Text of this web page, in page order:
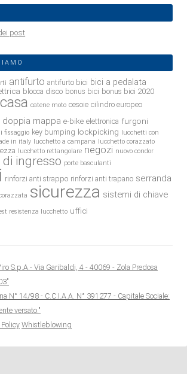
post
antifurto antifurto bici bici a pedalata
blocca disco bonus bici bonus bici 2020
casa catene moto cesoie cilindro europeo
doppia mappa e-bike elettronica furgoni
fissaggio key bumping lockpicking
lucchetti con
in italy lucchetto a campana lucchetto corazzato
lucchetto rettangolare negozi nuovo condor
ingresso porte basculanti
rinforzi anti strappo rinforzi anti trapano serranda
sicurezza sistemi di chiave
resistenza lucchetto uffici
S.p.A.- Via Garibaldi, 4 - 40069 - Zola Predosa
N° 14/98 - C.C.I.A.A. N° 391277 - Capitale Sociale:
versato."
PolicyWhistleblowing